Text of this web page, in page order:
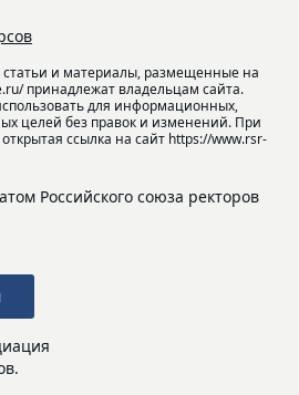
статьи и материалы, размещенные на
принадлежат владельцам сайта.
для информационных,
целей без правок и изменений. При
ссылка на сайт https://www.rsr-
Российского союза ректоров